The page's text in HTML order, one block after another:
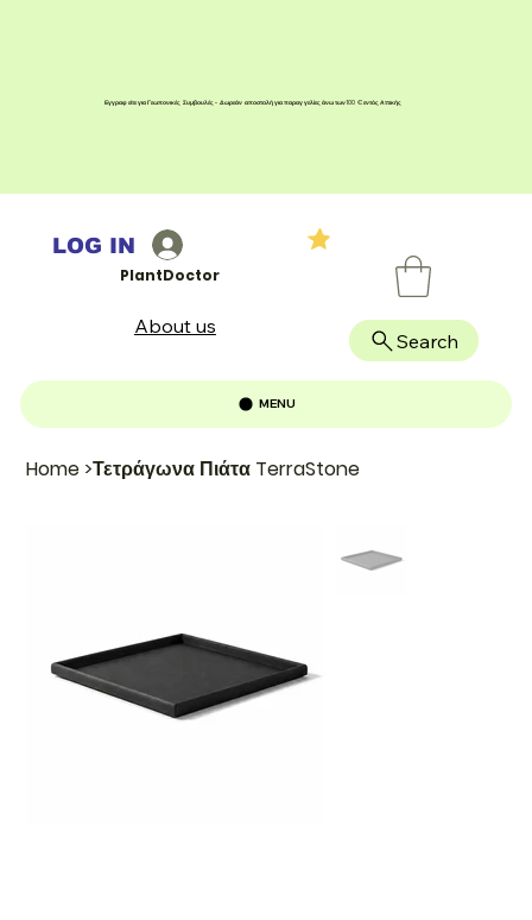
Home >Τετράγωνα Πιάτα TerraStone
Εγγραφείτε για Γεωπονικές Συμβουλές - Δωρεάν αποστολή για παραγγελίες άνω των 100 € εντός Αττικής
PlantDoctor
Search
MENU
LOG IN
About us